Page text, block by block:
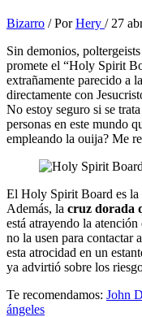
Bizarro / PorHery / 27
Sin demonios,
promete el “Holy Spirit
extrañamente parecido a
directamente con
No estoy seguro si se
personas en este mundo
empleando la ouija? Me
El Holy Spirit Board es la
Además, la cruz dorada
está atrayendo la
no la usen para contactar
esta atrocidad en un
ya advirtió sobre los
Te recomendamos: John
ángeles